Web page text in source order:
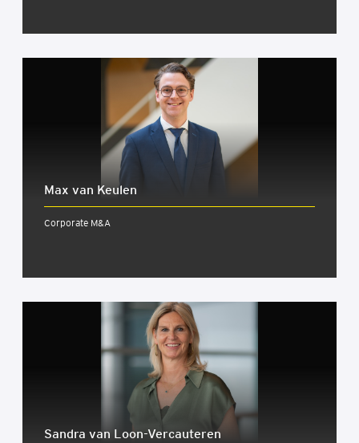
Max van Keu­len
Corporate M&A
Sandra van Loon-Ver­cau­te­ren